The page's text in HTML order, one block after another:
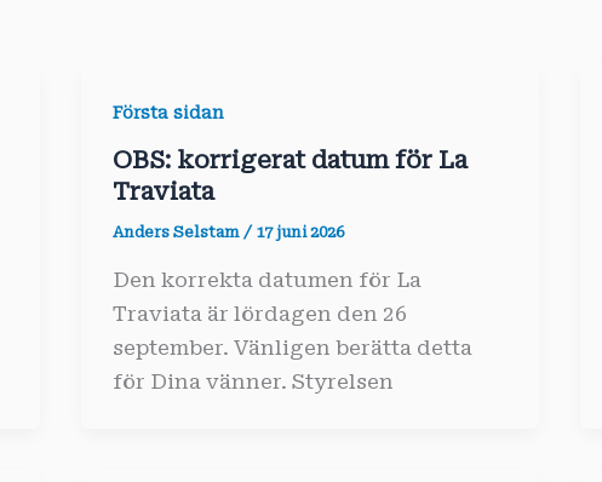
Första sidan
OBS: korrigerat datum för La
Traviata
Anders Selstam / 17 juni 2026
Den korrekta datumen för La
Traviata är lördagen den 26
september. Vänligen berätta detta
för Dina vänner. Styrelsen